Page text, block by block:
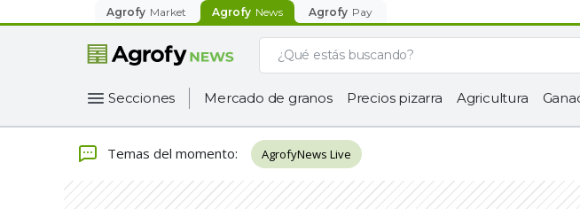
Agrofy Market Agrofy News Agrofy Pay
Secciones Mercado de granos Precios pizarra Agricultura
Temas del momento: AgrofyNews Live